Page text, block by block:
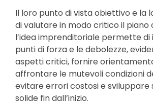
Il loro punto di vista obiettivo e la
di valutare in modo critico il piano
l’idea imprenditoriale permette di
punti di forza e le debolezze,
aspetti critici, fornire
affrontare le mutevoli condizioni
evitare errori costosi e sviluppare
solide fin dall’inizio.